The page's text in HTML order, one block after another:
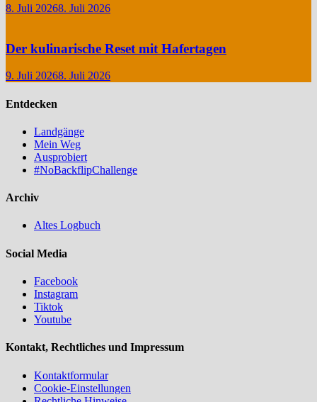
8. Juli 20268. Juli 2026
Der kulinarische Reset mit Hafertagen
9. Juli 20268. Juli 2026
Entdecken
Landgänge
Mein Weg
Ausprobiert
#NoBackflipChallenge
Archiv
Altes Logbuch
Social Media
Facebook
Instagram
Tiktok
Youtube
Kontakt, Rechtliches und Impressum
Kontaktformular
Cookie-Einstellungen